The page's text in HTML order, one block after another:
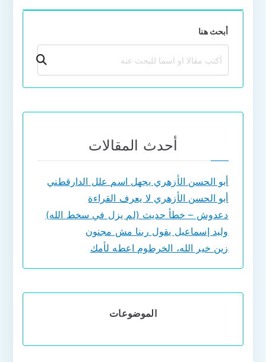
أبحث هنا
بحث
أحدث المقالات
أبو الحسن الأزهري يجهل اسم علل الدارقطني
أبو الحسن الأزهري لا يعرف القراءة
دعدوش – خطأ حديث (لم يزل في سخط الله)
وليد إسماعيل يقول ربنا مش مجنون
زين خير الله، الخرطوم اعطه لأمك
الموضوعات